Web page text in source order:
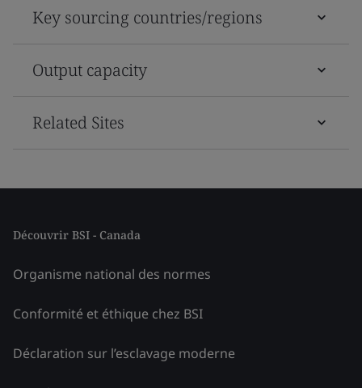
Key sourcing countries/regions
Output capacity
Related Sites
Découvrir BSI - Canada
Organisme national des normes
Conformité et éthique chez BSI
Déclaration sur l’esclavage moderne